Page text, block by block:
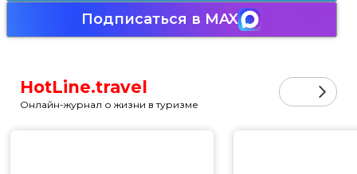
Подписаться в MAX
HotLine.travel
Онлайн-журнал о жизни в туризме